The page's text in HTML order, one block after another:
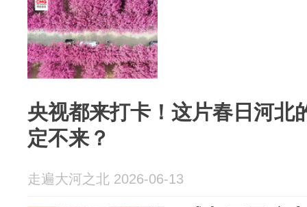
央视都来打卡！这片春日河北
定不来？
走遍大河之北 2026-06-13